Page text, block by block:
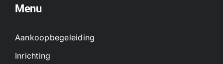
Menu
Aankoopbegeleiding
Inrichting